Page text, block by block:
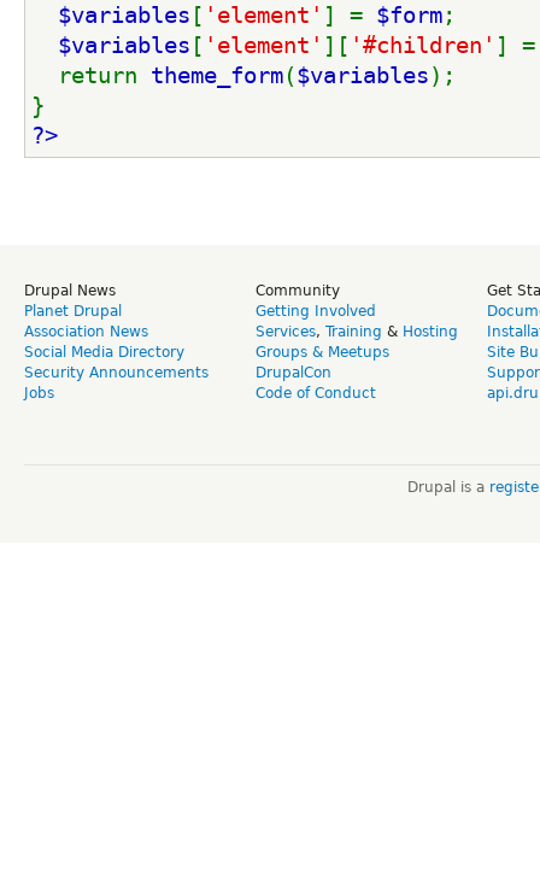
$variables [ 'element' ] = $form;
$variables [ 'element' ][ '#children' ]
return theme_form($variables);
}
?>
Drupal News
Planet Drupal
Association News
Social Media Directory
Security Announcements
Jobs
Community
Getting Involved
Services, Training & Hosting
Groups & Meetups
DrupalCon
Code of Conduct
Get
Site
Drupal is a